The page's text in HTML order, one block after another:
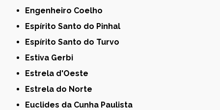
Engenheiro Coelho
Espírito Santo do Pinhal
Espírito Santo do Turvo
Estiva Gerbi
Estrela d'Oeste
Estrela do Norte
Euclides da Cunha Paulista